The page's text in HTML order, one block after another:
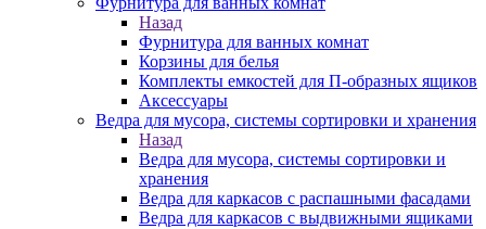
Назад
Фурнитура для ванных комнат
Корзины для белья
Комплекты емкостей для П-образных ящиков
Аксессуары
Ведра для мусора, системы сортировки и хранения
Назад
Ведра для мусора, системы сортировки и
хранения
Ведра для каркасов с распашными фасадами
Ведра для каркасов с выдвижными ящиками